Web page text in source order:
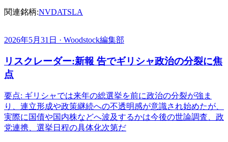
関連銘柄:NVDATSLA
2026年5月31日 · Woodstock編集部
リスクレーダー:新報 告でギリシャ政治の分裂に焦
点
要点: ギリシャでは来年の総選挙を前に政治の分裂が強ま
り、連立形成や政策継続への不透明感が意識され始めたが、
実際に国債や国内株などへ波及するかは今後の世論調査、政
党連携、選挙日程の具体化次第だ